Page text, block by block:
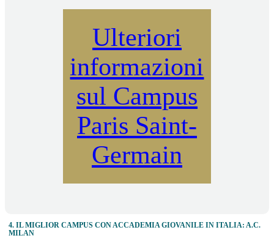
Ulteriori
informazioni
sul Campus
Paris Saint-
Germain
4. IL MIGLIOR CAMPUS CON ACCADEMIA GIOVANILE IN ITALIA: A.C.
MILAN